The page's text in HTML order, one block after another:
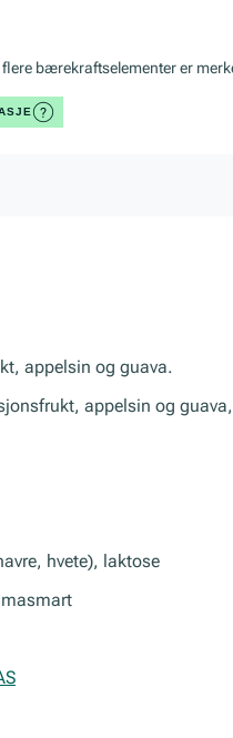
bærekraftselementer er
appelsin og guava.
appelsin og
hvete), laktose